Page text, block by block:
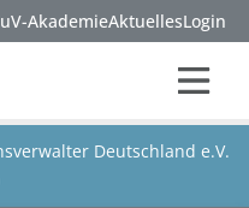
AkademieAktuellesLogin
Deutschland e.V.